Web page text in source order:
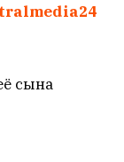
сына